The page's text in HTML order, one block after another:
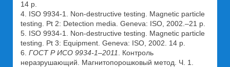
14 p.
4. ISO 9934-1. Non-destructive testing. Magnetic particle
testing. Pt 2: Detection media. Geneva: ISO, 2002.–21 p.
5. ISO 9934-1. Non-destructive testing. Magnetic particle
testing. Pt 3: Equipment. Geneva: ISO, 2002. 14 p.
6. ГОСТ Р ИСО 9934-1–2011
. Контроль
неразрушающий. Магнитопорошковый метод. Ч. 1.